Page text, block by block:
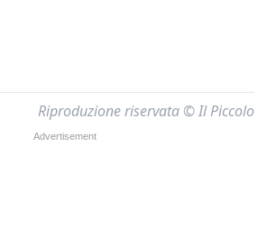
Riproduzione riservata © Il Piccolo